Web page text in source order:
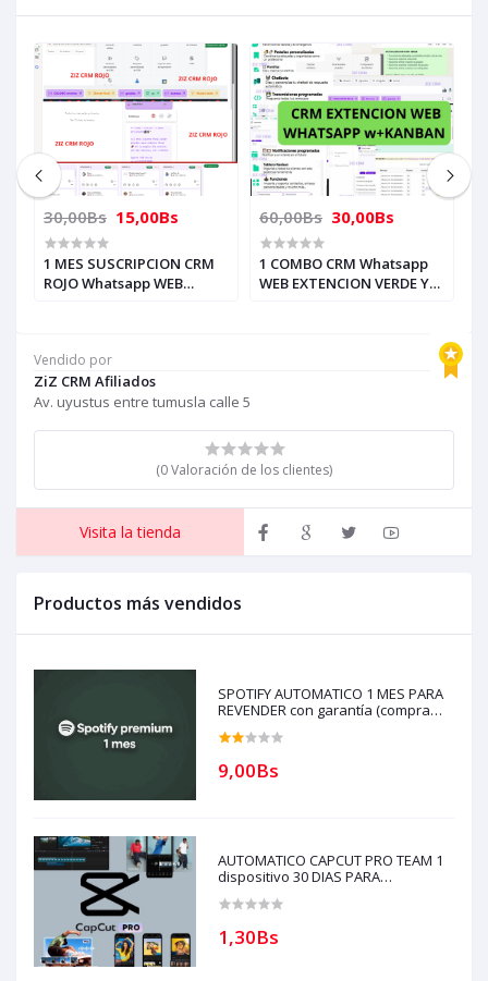
Vendido por
ZiZ CRM Afiliados
Av. uyustus entre tumusla calle 5
(0 Valoración de los clientes)
Visita la tienda
Productos más vendidos
SPOTIFY AUTOMATICO 1 MES PARA
REVENDER con garantía (compra
9,00Bs
AUTOMATICO CAPCUT PRO TEAM 1
dispositivo 30 DIAS PARA
puede comprar) para soporte
1,30Bs
30,00Bs 15,00Bs
1 MES SUSCRIPCION CRM
ROJO Whatsapp WEB
60,00Bs 30,00Bs
1 COMBO CRM Whatsapp
WEB EXTENCION VERDE Y